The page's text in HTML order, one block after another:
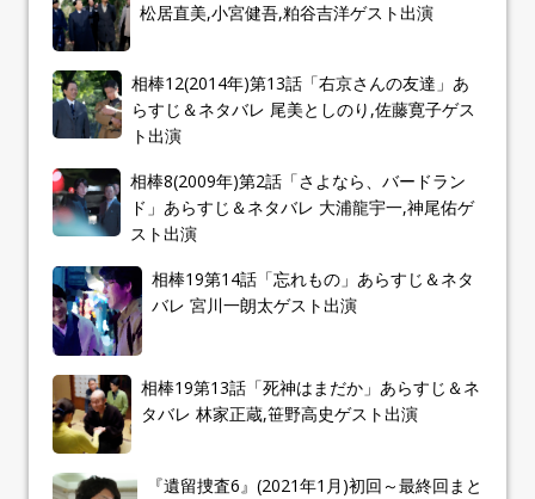
松居直美,小宮健吾,粕谷吉洋ゲスト出演
相棒12(2014年)第13話「右京さんの友達」あ
らすじ＆ネタバレ 尾美としのり,佐藤寛子ゲス
ト出演
相棒8(2009年)第2話「さよなら、バードラン
ド」あらすじ＆ネタバレ 大浦龍宇一,神尾佑ゲ
スト出演
相棒19第14話「忘れもの」あらすじ＆ネタ
バレ 宮川一朗太ゲスト出演
相棒19第13話「死神はまだか」あらすじ＆ネ
タバレ 林家正蔵,笹野高史ゲスト出演
『遺留捜査6』(2021年1月)初回～最終回まと